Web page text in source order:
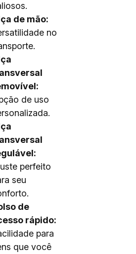
de mão:
no
de uso
perfeito
seu
de
rápido:
para
que você